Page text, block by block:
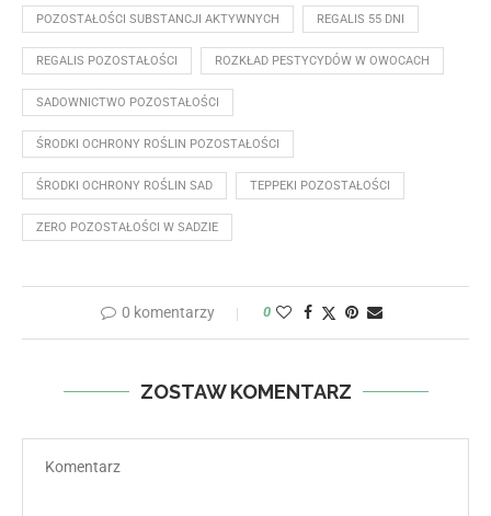
POZOSTAŁOŚCI SUBSTANCJI AKTYWNYCH REGALIS 55 DNI
REGALIS POZOSTAŁOŚCI ROZKŁAD PESTYCYDÓW W OWOCACH
SADOWNICTWO POZOSTAŁOŚCI
ŚRODKI OCHRONY ROŚLIN POZOSTAŁOŚCI
ŚRODKI OCHRONY ROŚLIN SAD TEPPEKI POZOSTAŁOŚCI
ZERO POZOSTAŁOŚCI W SADZIE
0 komentarzy 0
ZOSTAW KOMENTARZ